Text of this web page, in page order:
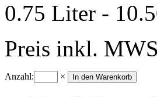
0.75 Liter -
Preis inkl.
Anzahl: ×